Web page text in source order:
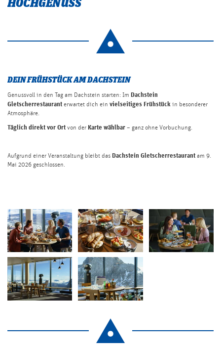
DEIN FRÜHSTÜCK AM DACHSTEIN
Genussvoll in den Tag am Dachstein starten: Im Dachstein
Gletscherrestauranterwartet dich ein vielseitiges Frühstück in besonderer
Atmosphäre.
Täglich direkt vor Ortvon der Karte wählbar– ganz ohne Vorbuchung.
Aufgrund einer Veranstaltung bleibt das Dachstein Gletscherrestaurantam 9.
Mai 2026 geschlossen.
Suchbegriff...